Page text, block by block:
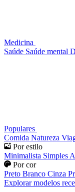
Medicina
Saúde Saúde mental
Populares
Comida Natureza
Por estilo
Minimalista Simples
Por cor
Preto Branco Cinza
Explorar modelos